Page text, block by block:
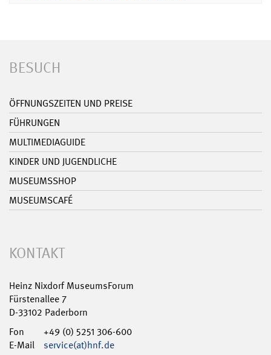
BESUCH
ÖFFNUNGSZEITEN UND PREISE
FÜHRUNGEN
MULTIMEDIAGUIDE
KINDER UND JUGENDLICHE
MUSEUMSSHOP
MUSEUMSCAFÉ
KONTAKT
Heinz Nixdorf MuseumsForum
Fürstenallee 7
D-33102 Paderborn
Fon
+49 (0) 5251 306-600
E-Mail
service(at)hnf.de